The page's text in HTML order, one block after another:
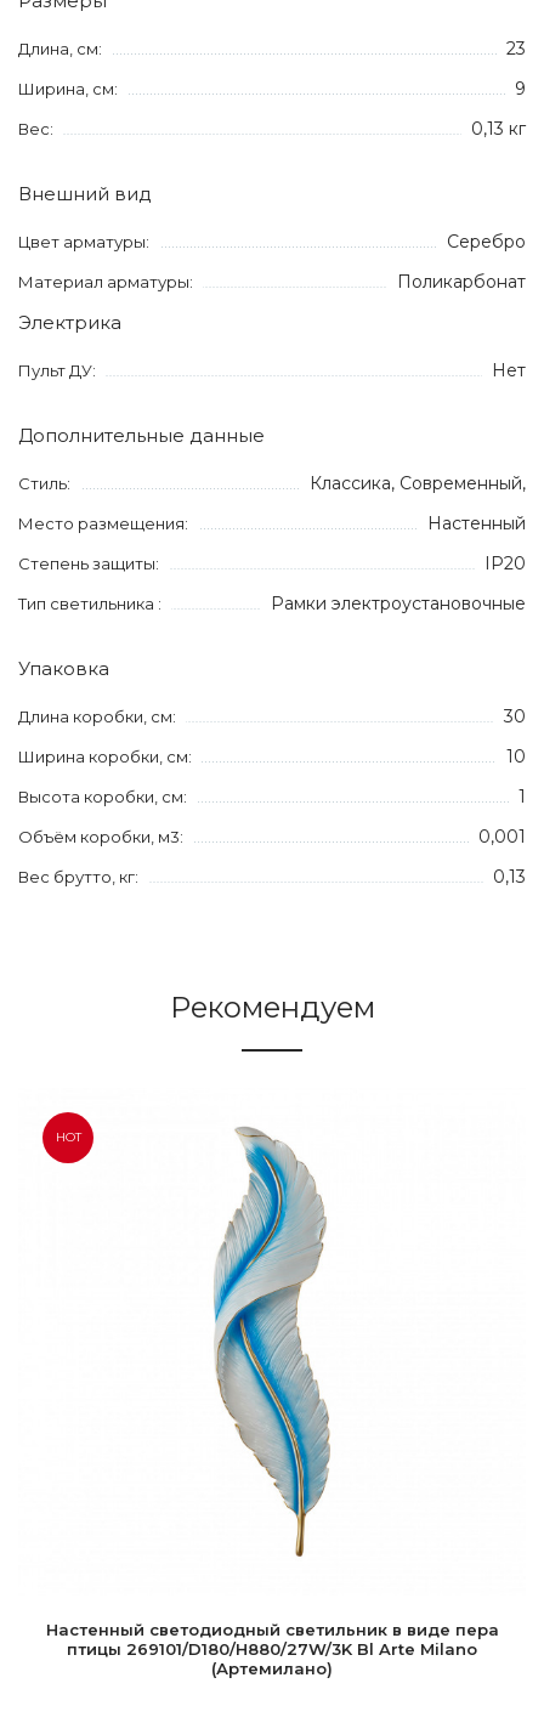
Длина, см: 23
Ширина, см: 9
Вес: 0,13 кг
Внешний вид
Цвет арматуры: Серебро
Материал арматуры: Поликарбонат
Электрика
Пульт ДУ: Нет
Дополнительные данные
Стиль: Классика, Современный,
Место размещения: Настенный
Степень защиты: IP20
Тип светильника : Рамки электроустановочные
Упаковка
Длина коробки, см: 30
Ширина коробки, см: 10
Высота коробки, см: 1
Объём коробки, м3: 0,001
Вес брутто, кг: 0,13
Рекомендуем
HOT
Настенный светодиодный светильник в виде пера
птицы 269101/D180/H880/27W/3K Bl Arte Milano
(Артемилано)